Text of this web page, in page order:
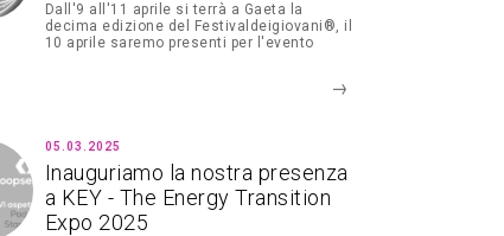
Dall'9 all'11 aprile si terrà a Gaeta la
decima edizione del Festivaldeigiovani®, il
10 aprile saremo presenti per l'evento
05.03.2025
Inauguriamo la nostra presenza
a KEY - The Energy Transition
Expo 2025